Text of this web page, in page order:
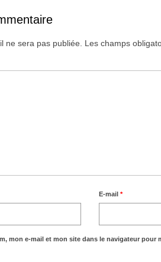
ne sera pas publiée. Les champs
E-mail*
mon e-mail et mon site dans le navigateur pour